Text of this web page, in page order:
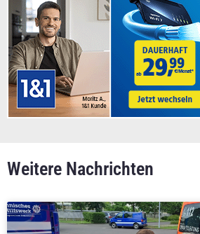
Weitere Nachrichten